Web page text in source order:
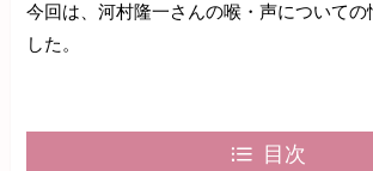
今回は、河村隆一さんの喉・声についての
した。
目次